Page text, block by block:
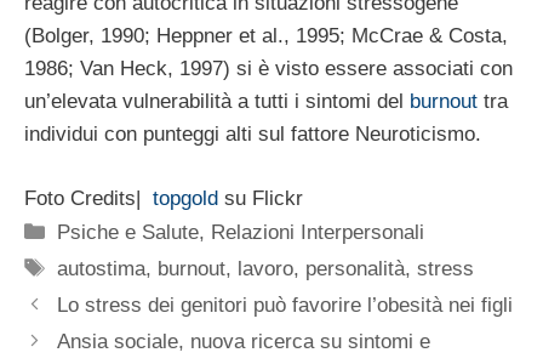
(Bolger, 1990; Heppner et al., 1995; McCrae & Costa,
1986; Van Heck, 1997) si è visto essere associati con
un’elevata vulnerabilità a tutti i sintomi del burnout tra
individui con punteggi alti sul fattore Neuroticismo.
Foto Credits| topgold su Flickr
Categorie
Psiche e Salute, Relazioni Interpersonali
Tag
autostima, burnout, lavoro, personalità,stress
Lo stress dei genitori può favorire l’obesità nei figli
Ansia sociale, nuova ricerca su sintomi e